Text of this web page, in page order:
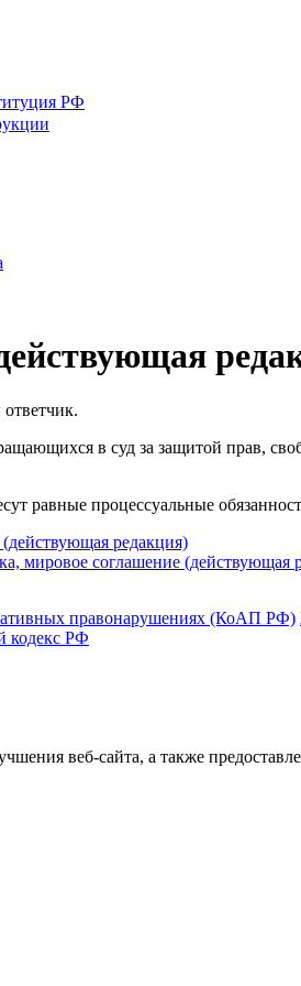
РФ
в суд за защитой прав,
равные процессуальные
редакция)
мировое соглашение (действующая
правонарушениях (КоАП РФ)
кодекс РФ
веб-сайта, а также